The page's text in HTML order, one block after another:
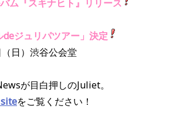
ム『スキナヒト』リリース
deジュリパツアー」決定
（日）渋谷公会堂
が目白押しのJuliet。
をご覧ください！